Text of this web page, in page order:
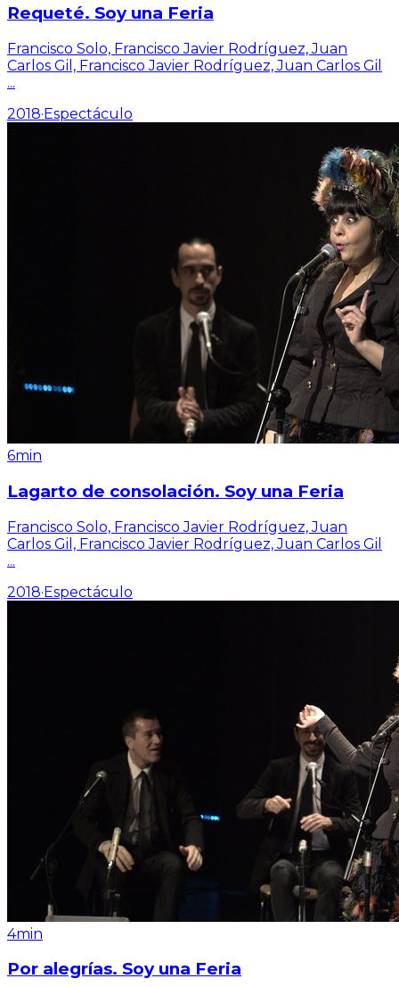
Requeté. Soy una Feria
Francisco Solo, Francisco Javier Rodríguez, Juan
Carlos Gil, Francisco Javier Rodríguez, Juan Carlos Gil
...
2018·Espectáculo
6min
Lagarto de consolación. Soy una Feria
Francisco Solo, Francisco Javier Rodríguez, Juan
Carlos Gil, Francisco Javier Rodríguez, Juan Carlos Gil
...
2018·Espectáculo
4min
Por alegrías. Soy una Feria